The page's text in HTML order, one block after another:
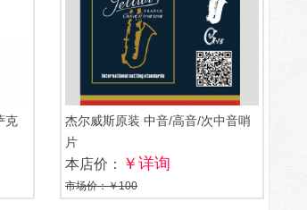
克
杰尔威斯原装 中音/高音/次中音哨
片
本店价： ￥详询
市场价：￥100